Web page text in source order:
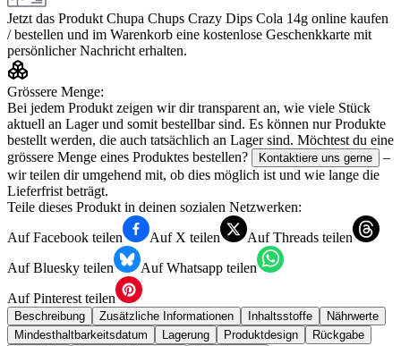
Jetzt das Produkt Chupa Chups Crazy Dips Cola 14g online kaufen
/ bestellen und im Warenkorb eine kostenlose Geschenkkarte mit
persönlicher Nachricht erhalten.
Grössere Menge:
Bei jedem Produkt zeigen wir dir transparent an, wie viele Stück
aktuell an Lager und somit bestellbar sind. Es können nur Produkte
bestellt werden, die auch tatsächlich an Lager sind. Möchtest du eine
grössere Menge eines Produktes bestellen?
Kontaktiere uns gerne
–
wir teilen dir umgehend mit, ob dies möglich ist und wie lange die
Lieferfrist beträgt.
Teile dieses Produkt in deinen sozialen Netzwerken:
Auf Facebook teilen
Auf X teilen
Auf Threads teilen
Auf Bluesky teilen
Auf Whatsapp teilen
Auf Pinterest teilen
Beschreibung Zusätzliche Informationen Inhaltsstoffe
Nährwerte
Mindesthaltbarkeitsdatum
Lagerung Produktdesign
Rückgabe